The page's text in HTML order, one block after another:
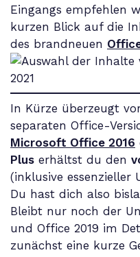
Eingangs empfehlen
kurzen Blick auf die
des brandneuen
In Kürze überzeugt
separaten Office-
Microsoft Office 2016
Plus erhältst du den
(inklusive essenzieller
Du hast dich also
Bleibt nur noch der
und Office 2019 im
zunächst eine kurze